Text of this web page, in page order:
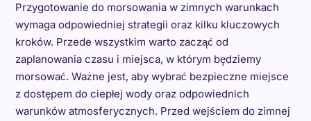
Przygotowanie do morsowania w zimnych warunkach
wymaga odpowiedniej strategii oraz kilku kluczowych
kroków. Przede wszystkim warto zacząć od
zaplanowania czasu i miejsca, w którym będziemy
morsować. Ważne jest, aby wybrać bezpieczne miejsce
z dostępem do ciepłej wody oraz odpowiednich
warunków atmosferycznych. Przed wejściem do zimnej